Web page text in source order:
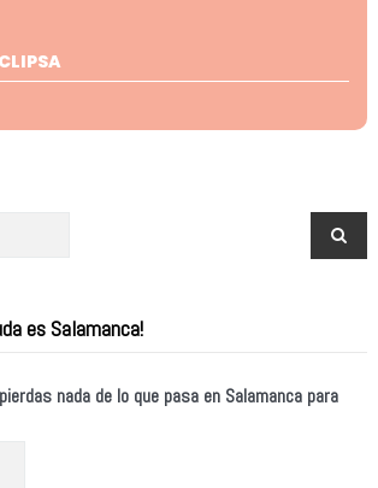
es Salamanca!
nada de lo que pasa en Salamanca para